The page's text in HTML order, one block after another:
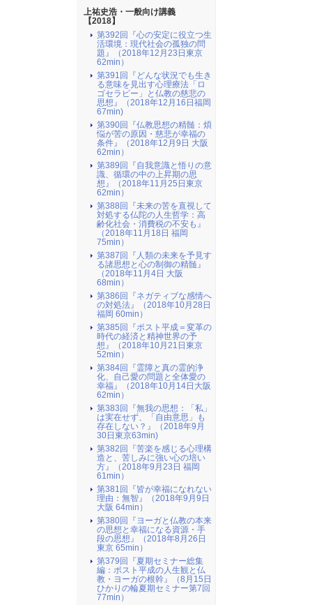
上祐史浩・一般向け講義
【2018】
第392回『心の安定に役立つ生
活環境：現代社会の孤独の問
題』（2018年12月23日東京
62min）
第391回『どんな状況でも生き
る意味を見出す心理療法「ロ
ゴセラピー」と仏教の慈悲の
思想』（2018年12月16日福岡
67min)
第390回『仏教思想の精髄：煩
悩が苦の原因・慈悲が幸福の
条件』（2018年12月9日 大阪
62min）
第389回『自我意識と悟りの意
識、循環の中の上昇期の思
想』（2018年11月25日東京
62min）
第388回『未来の苦を直視して
対処する仏陀の人生哲学：高
齢化社会・消費税の不安も』
（2018年11月18日 福岡
75min）
第387回『人類の未来を予見す
る諸思想と心の制御の精髄』
（2018年11月4日 大阪
68min）
第386回『ネガティブな感情へ
の対処法』（2018年10月28日
福岡 60min）
第385回『ポスト平成＝変革の
時代の経済と精神世界の予
想』（2018年10月21日東京
52min）
第384回『霊障と真の霊的浄
化、自己愛の問題と全体愛の
幸福』（2018年10月14日大阪
62min）
第383回『無我の思想：「私」
は実在せず、「自由意思」も
存在しない？』（2018年9月
30日東京63min)
第382回『苦楽を感じる心理構
造と、苦しみに強い心の培い
方』（2018年9月23日 福岡
61min）
第381回『皆が幸福になれない
理由：無智』（2018年9月9日
大阪 64min）
第380回『ヨーガと仏教の本来
の思想と幸福になる資源・手
段の思想』（2018年8月26日
東京 65min）
第379回『夏期セミナー総集
編：ポスト平成の人生観と仏
教・ヨーガの根幹』（8月15日
ひかりの輪夏期セミナー第7回
77min）